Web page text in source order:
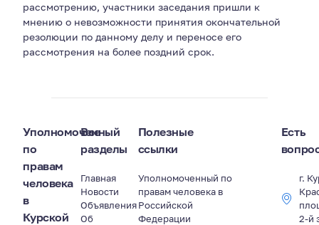
рассмотрению, участники заседания пришли к
мнению о невозможности принятия окончательной
резолюции по данному делу и переносе его
рассмотрения на более поздний срок.
Уполномоченный
по
правам
человека
в
Курской
Все
разделы
Главная
Новости
Объявления
Об
Полезные
ссылки
Уполномоченный по
правам человека в
Российской
Федерации
Есть
г.
2-й